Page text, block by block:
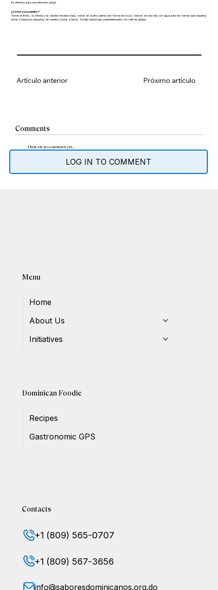
Es efectivo para una infección gripal.
¿Cómo consumirlo?
Tomar el limón, la chinola y la cebolla morada (roja), cortar en cuatro partes (en forma de cruz), colocar en una olla con agua para las tomas que requiera,
echar 5 pedazos pequeños de canela y poner a hervir. Tómelo endulzado preferiblemente con miel de abejas.
Comments
There are no comments yet...
LOG IN TO COMMENT
Artículo anterior Próximo artículo
Menu
Home
About Us
Initiatives
Dominican Foodie
Recipes
Gastronomic GPS
Contacts
+1 (809) 565-0707
+1 (809) 567-3656
info@saboresdominicanos.org.do